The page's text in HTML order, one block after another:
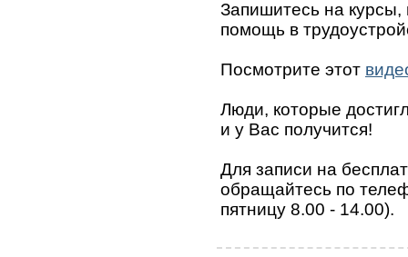
Запишитесь на курсы,
помощь в
Посмотрите этот
Люди, которые
и у Вас получится!
Для записи на
обращайтесь по
пятницу 8.00 - 14.00).